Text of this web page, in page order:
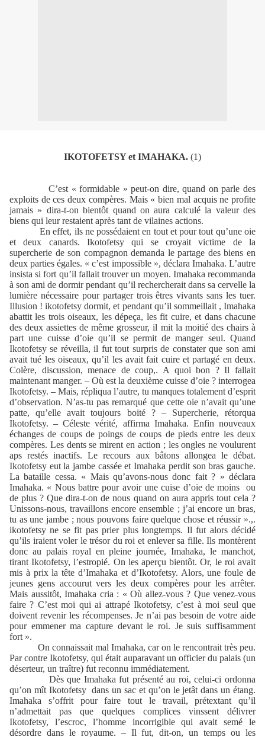
IKOTOFETSY et IMAHAKA. (1)
C’est « formidable » peut-on dire, quand on parle des
exploits de ces deux compères. Mais « bien mal acquis ne profite
jamais » dira-t-on bientôt quand on aura calculé la valeur des
biens qui leur restaient après tant de vilaines actions.
En effet, ils ne possédaient en tout et pour tout qu’une oie
et deux canards. Ikotofetsy qui se croyait victime de la
supercherie de son compagnon demanda le partage des biens en
deux parties égales. « c’est impossible », déclara Imahaka. L’autre
insista si fort qu’il fallait trouver un moyen. Imahaka recommanda
à son ami de dormir pendant qu’il rechercherait dans sa cervelle la
lumière nécessaire pour partager trois êtres vivants sans les tuer.
Illusion ! ikotofetsy dormit, et pendant qu’il sommeillait , Imahaka
abattit les trois oiseaux, les dépeça, les fit cuire, et dans chacune
des deux assiettes de même grosseur, il mit la moitié des chairs à
part une cuisse d’oie qu’il se permit de manger seul. Quand
Ikotofetsy se réveilla, il fut tout surpris de constater que son ami
avait tué les oiseaux, qu’il les avait fait cuire et partagé en deux.
Colère, discussion, menace de coup,. A quoi bon ? Il fallait
maintenant manger. – Où est la deuxième cuisse d’oie ? interrogea
Ikotofetsy. – Mais, répliqua l’autre, tu manques totalement d’esprit
d’observation. N’as-tu pas remarqué que cette oie n’avait qu’une
patte, qu’elle avait toujours boité ? – Supercherie, rétorqua
Ikotofetsy. – Céleste vérité, affirma Imahaka. Enfin nouveaux
échanges de coups de poings de coups de pieds entre les deux
compères. Les dents se mirent en action ; les ongles ne voulurent
aps restés inactifs. Le recours aux bâtons allongea le débat.
Ikotofetsy eut la jambe cassée et Imahaka perdit son bras gauche.
La bataille cessa. « Mais qu’avons-nous donc fait ? » déclara
Imahaka. « Nous battre pour avoir une cuise d’oie de moins
ou
de plus ? Que dira-t-on de nous quand on aura appris tout cela ?
Unissons-nous, travaillons encore ensemble ; j’ai encore un bras,
tu as une jambe ; nous pouvons faire quelque chose et réussir ».,.
ikotofetsy ne se fit pas prier plus longtemps. Il fut alors décidé
qu’ils iraient voler le trésor du roi et enlever sa fille. Ils montèrent
donc au palais royal en pleine journée, Imahaka, le manchot,
tirant Ikotofetsy, l’estropié. On les aperçu bientôt. Or, le roi avait
mis à prix la tête d’Imahaka et d’Ikotofetsy. Alors, une foule de
jeunes gens accourut vers les deux compères pour les arrêter.
Mais aussitôt, Imahaka cria : « Où allez-vous ? Que venez-vous
faire ? C’est moi qui ai attrapé Ikotofetsy, c’est à moi seul que
doivent revenir les récompenses. Je n’ai pas besoin de votre aide
pour emmener ma capture devant le roi. Je suis suffisamment
fort ».
On connaissait mal Imahaka, car on le rencontrait très peu.
Par contre Ikotofetsy, qui était auparavant un officier du palais (un
déserteur, un traître) fut reconnu immédiatement.
Dès que Imahaka fut présenté au roi, celui-ci ordonna
qu’on mît Ikotofetsy dans un sac et qu’on le jetât dans un étang.
Imahaka s’offrit pour faire tout le travail, prétextant qu’il
n’admettait pas que quelques complices vinssent délivrer
Ikotofetsy, l’escroc, l’homme incorrigible qui avait semé le
désordre dans le royaume. – Il fut, dit-on, un temps ou les